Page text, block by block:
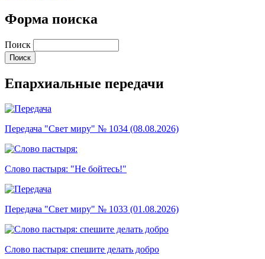
Форма поиска
Поиск
Епархиальные передачи
Передача "Свет миру" № 1034 (08.08.2026)
Слово пастыря: "Не бойтесь!"
Передача "Свет миру" № 1033 (01.08.2026)
Слово пастыря: спешите делать добро